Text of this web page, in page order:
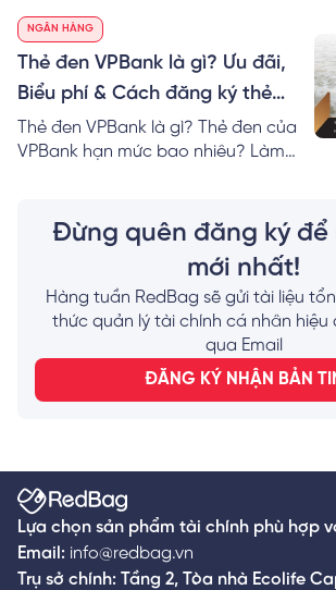
nơi đổi 1 Man VND hôm nay giá tốt
nhất!
NGÂN HÀNG
Thẻ đen VPBank là gì? Ưu đãi,
Biểu phí & Cách đăng ký thẻ
Online
Thẻ đen VPBank là gì? Thẻ đen của
VPBank hạn mức bao nhiêu? Làm
đen của VPBank nhanh nhất!
Đừng quên đăng ký để
mới nhất!
Hàng tuần RedBag sẽ gửi tài liệu
thức quản lý tài chính cá nhân hiệu
qua Email
ĐĂNG KÝ NHẬN BẢN
Lựa chọn sản phẩm tài chính phù hợp
Email: info@redbag.vn
Trụ sở chính: Tầng 2, Tòa nhà Ecolife